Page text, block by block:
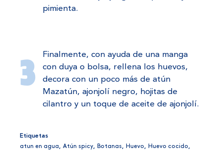
pimienta.
Finalmente, con ayuda de una manga
con duya o bolsa, rellena los huevos,
decora con un poco más de atún
Mazatún, ajonjolí negro, hojitas de
cilantro y un toque de aceite de ajonjolí.
Etiquetas
atun en agua,Atún spicy, Botanas, Huevo, Huevo cocido,